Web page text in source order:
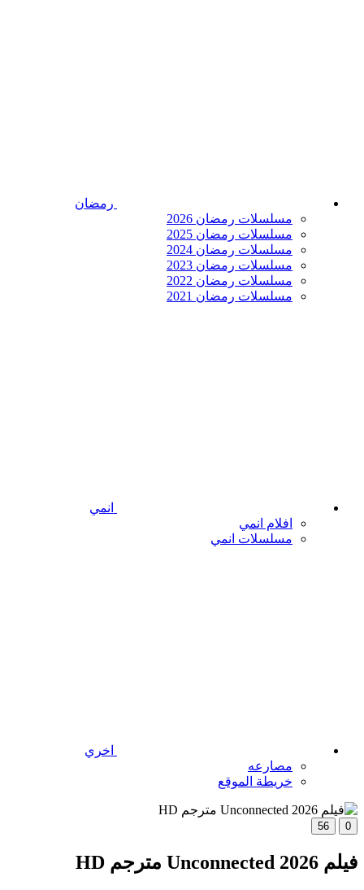
رمضان
مسلسلات رمضان 2026
مسلسلات رمضان 2025
مسلسلات رمضان 2024
مسلسلات رمضان 2023
مسلسلات رمضان 2022
مسلسلات رمضان 2021
انمي
افلام انمي
مسلسلات انمي
اخري
مصارعه
خريطة الموقع
0
56
فيلم Unconnected 2026 مترجم HD